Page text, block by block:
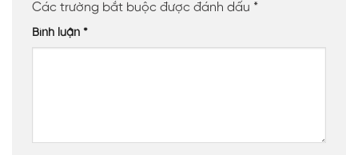
Các trường bắt buộc được đánh dấu *
Bình luận *